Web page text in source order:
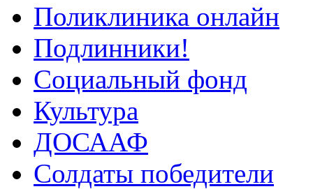
Поликлиника онлайн
Подлинники!
Социальный фонд
Культура
ДОСААФ
Солдаты победители